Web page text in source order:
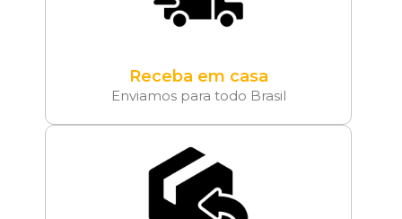
Receba em casa
Enviamos para todo Brasil